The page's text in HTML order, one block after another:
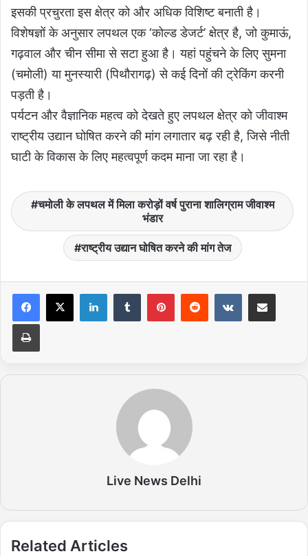
इसकी प्रचुरता इस क्षेत्र को और अधिक विशिष्ट बनाती है।
विशेषज्ञों के अनुसार लपथल एक ‘कोल्ड डेजर्ट’ क्षेत्र है, जो कुमाऊं,
गढ़वाल और चीन सीमा से सटा हुआ है। यहां पहुंचने के लिए सुमना
(चमोली) या मुनस्यारी (पिथौरागढ़) से कई दिनों की ट्रेकिंग करनी
पड़ती है।
पर्यटन और वैज्ञानिक महत्व को देखते हुए लपथल क्षेत्र को जीवाश्म
राष्ट्रीय उद्यान घोषित करने की मांग लगातार बढ़ रही है, जिसे नीती
घाटी के विकास के लिए महत्वपूर्ण कदम माना जा रहा है।
चमोली के लपथल में मिला करोड़ों वर्ष पुराना शालिग्राम जीवाश्म
भंडार
राष्ट्रीय उद्यान घोषित करने की मांग तेज
Live News Delhi
Related Articles